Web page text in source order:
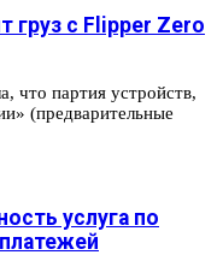
груз с Flipper Zero
что партия устройств,
(предварительные
услуга по